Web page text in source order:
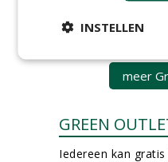
meer
GREEN
Iedereen kan
INSTELLEN